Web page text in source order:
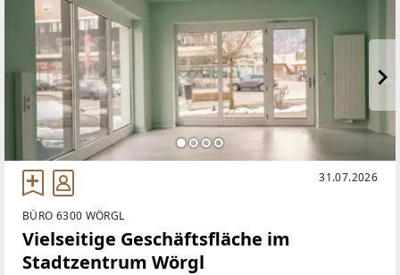
31.07.2026
BÜRO 6300 WÖRGL
Vielseitige Geschäftsfläche im
Stadtzentrum Wörgl